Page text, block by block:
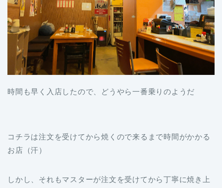
時間も早く入店したので、どうやら一番乗りのようだ
コチラは注文を受けてから焼くので来るまで時間がかかる
お店（汗）
しかし、それもマスターが注文を受けてから丁寧に焼き上